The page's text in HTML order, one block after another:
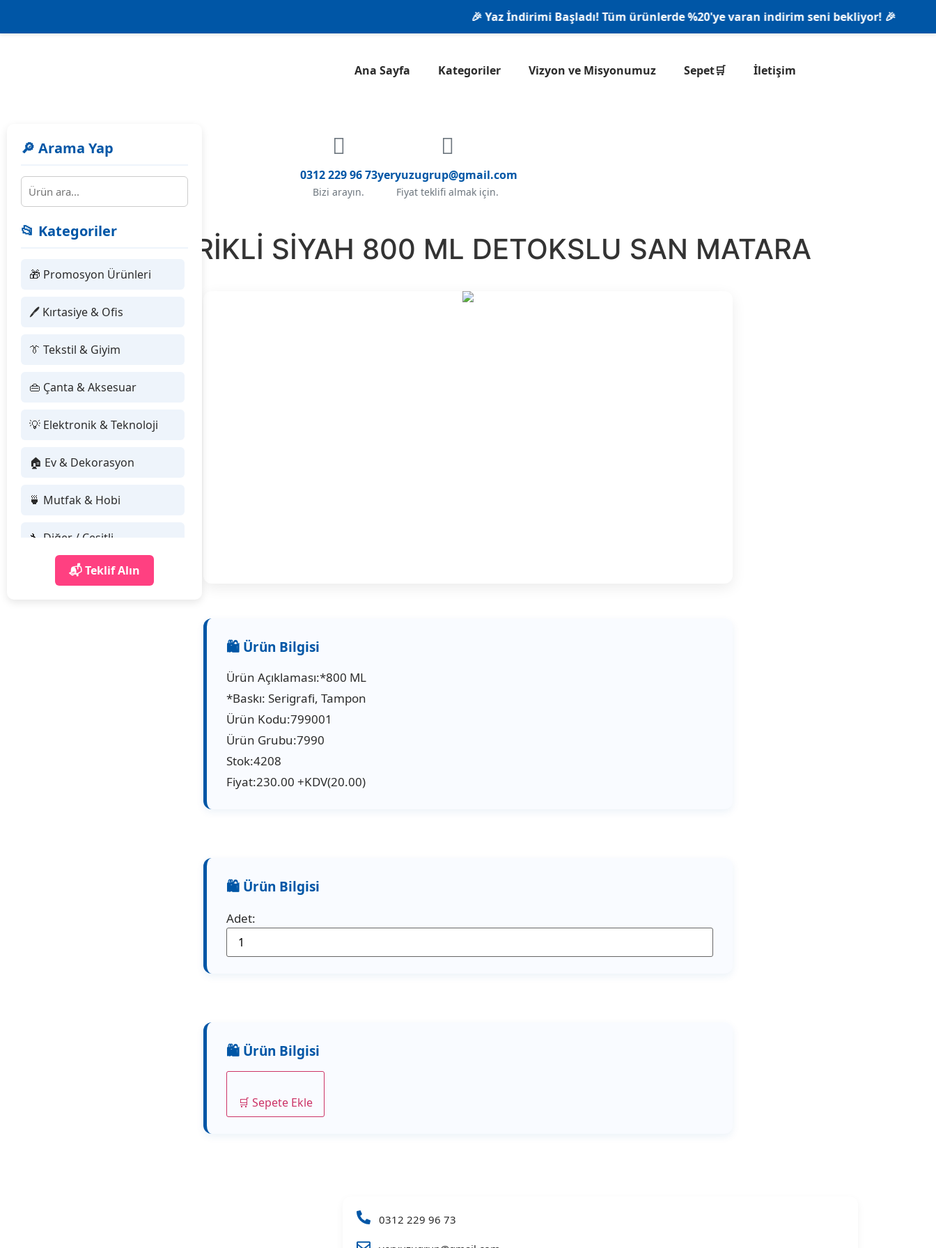
🎉 Yaz İndirimi Başladı! Tüm ürünlerde %20'ye varan indirim seni bekliyor! 🎉
Ana Sayfa Kategoriler Vizyon ve Misyonumuz Sepet🛒 İletişim
0312 229 96 73
Bizi arayın.
yeryuzugrup@gmail.com
Fiyat teklifi almak için.
🔎 Arama Yap
📂 Kategoriler
🎁 Promosyon Ürünleri
🖊 Kırtasiye & Ofis
👔 Tekstil & Giyim
👜 Çanta & Aksesuar
💡 Elektronik & Teknoloji
🏠 Ev & Dekorasyon
🍵 Mutfak & Hobi
🔧 Diğer / Çeşitli
📬 Teklif Alın
799001 ERİKLİ SİYAH 800 ML DETOKSLU SAN MATARA
Ürün Açıklaması:*800 ML
*Baskı: Serigrafi, Tampon
Ürün Kodu:799001
Ürün Grubu:7990
Stok:4208
Fiyat:230.00 +KDV(20.00)
Adet:
🛒 Sepete Ekle
0312 229 96 73